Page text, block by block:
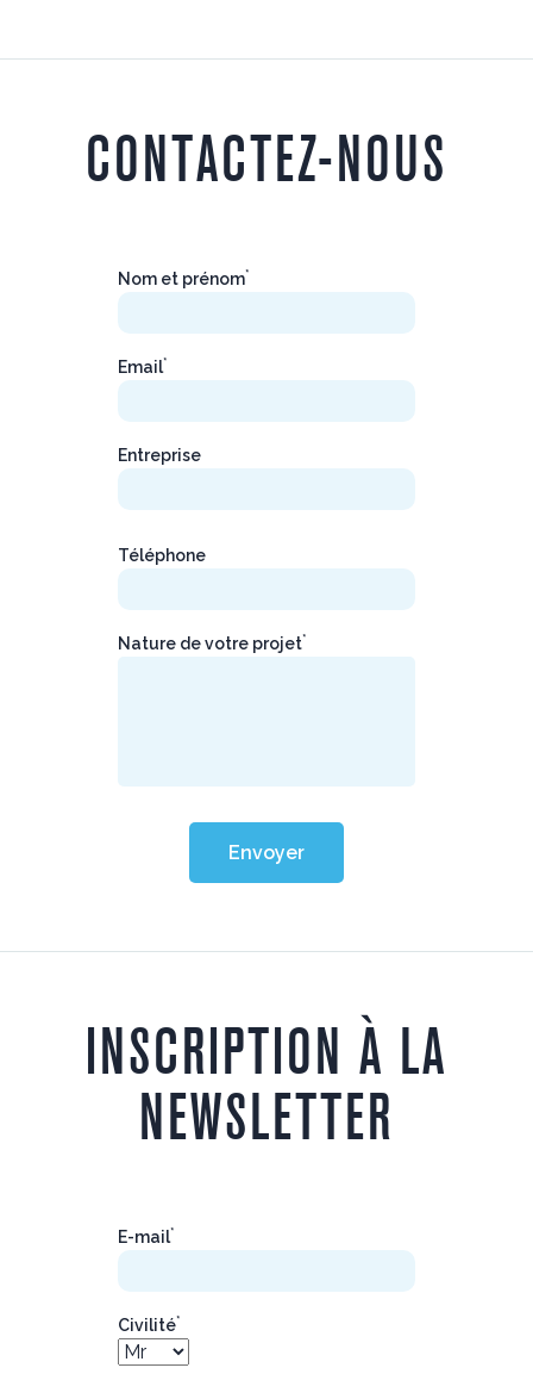
CONTACTEZ-NOUS
Nom et prénom*
Email*
Entreprise
Téléphone
Nature de votre projet*
Envoyer
INSCRIPTION À LA
NEWSLETTER
E-mail*
Civilité*